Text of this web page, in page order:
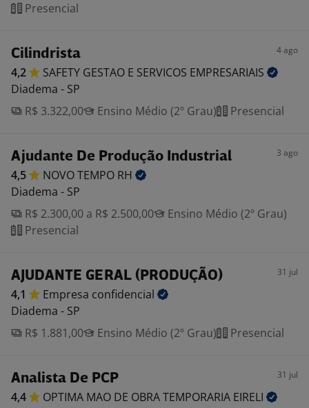
Presencial
Cilindrista 4 ago
4,2 SAFETY GESTAO E SERVICOS EMPRESARIAIS
Diadema - SP
R$ 3.322,00
Ensino Médio (2º Grau) Presencial
Ajudante De Produção Industrial 3 ago
4,5 NOVO TEMPO RH
Diadema - SP
R$ 2.300,00 a R$ 2.500,00
Ensino Médio (2º Grau)
Presencial
AJUDANTE GERAL (PRODUÇÃO) 31 jul
4,1 Empresa confidencial
Diadema - SP
R$ 1.881,00
Ensino Médio (2º Grau) Presencial
Analista De PCP 31 jul
4,4 OPTIMA MAO DE OBRA TEMPORARIA EIRELI